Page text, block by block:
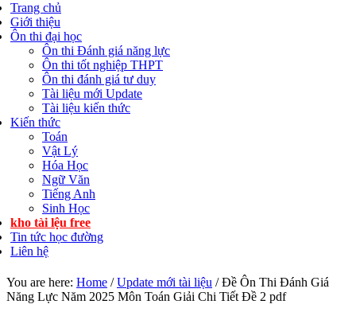
Trang chủ
Giới thiệu
Ôn thi đại học
Ôn thi Đánh giá năng lực
Ôn thi tốt nghiệp THPT
Ôn thi đánh giá tư duy
Tài liệu mới Update
Tài liệu kiến thức
Kiến thức
Toán
Vật Lý
Hóa Học
Ngữ Văn
Tiếng Anh
Sinh Học
kho tài lệu free
Tin tức học đường
Liên hệ
You are here: Home / Update mới tài liệu /Đề Ôn Thi Đánh Giá
Năng Lực Năm 2025 Môn Toán Giải Chi Tiết Đề 2 pdf